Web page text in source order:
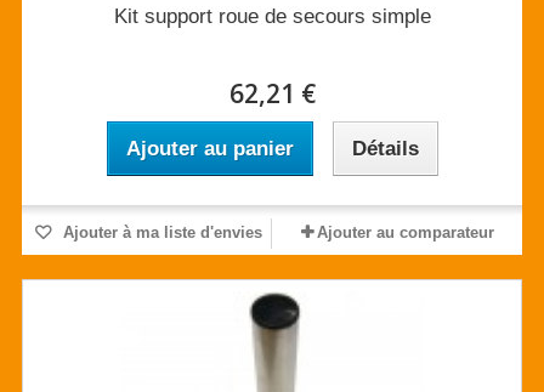
Kit support roue de secours simple
62,21 €
Ajouter au panier Détails
Ajouter à ma liste d'envies Ajouter au comparateur